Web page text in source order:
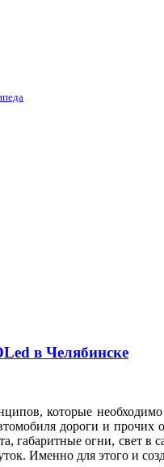
в Челябинске
которые необходимо
дороги и
габаритные огни, свет в
Именно для этого и